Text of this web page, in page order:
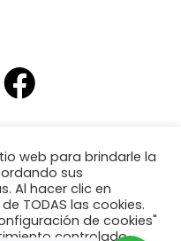
web para brindarle la
sus
Al hacer clic en
TODAS las cookies.
de cookies"
controlado.